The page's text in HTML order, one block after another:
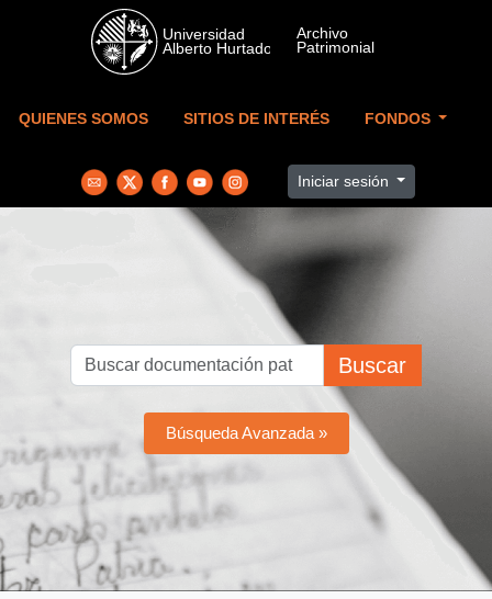
Skip to main content
QUIENES SOMOS SITIOS DE INTERÉS FONDOS
Iniciar sesión
Buscar
Búsqueda Avanzada »